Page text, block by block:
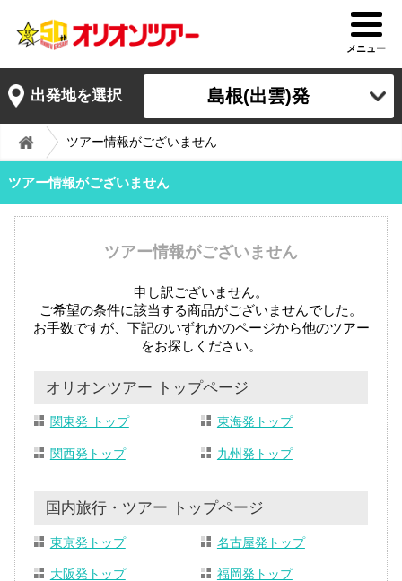
メニュー
出発地を選択 島根(出雲)発
ツアー情報がございません
ツアー情報がございません
ツアー情報がございません
申し訳ございません。
ご希望の条件に該当する商品がございませんでした。
お手数ですが、下記のいずれかのページから他のツアー
をお探しください。
オリオンツアー トップページ
関東発 トップ 東海発トップ
関西発トップ 九州発トップ
国内旅行・ツアー トップページ
東京発トップ 名古屋発トップ
大阪発トップ 福岡発トップ